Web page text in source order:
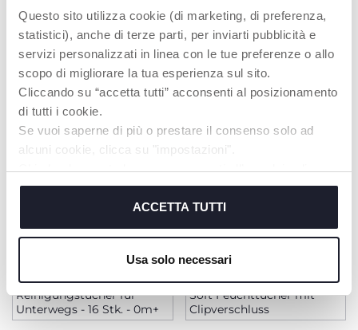
Questo sito utilizza cookie (di marketing, di preferenza,
statistici), anche di terze parti, per inviarti pubblicità e
servizi personalizzati in linea con le tue preferenze o allo
scopo di migliorare la tua esperienza sul sito.
Cliccando su “accetta tutti” acconsenti al posizionamento
di tutti i cookie.
Se vuoi saperne di più o prestare il consenso solo ad
alcuni cookie, clicca su "impostazioni".
Chiudendo questo banner acconsenti all’uso dei soli
cookie tecnici, indispensabili per fruire del servizio
ACCETTA TUTTI
Usa solo necessari
PRODUKTE, DIE SIE INTERESSIEREN
KÖNNTEN
Reinigungstücher für
Unterwegs - 16 Stk. - 0m+
Soft Feuchttücher mit
Clipverschluss